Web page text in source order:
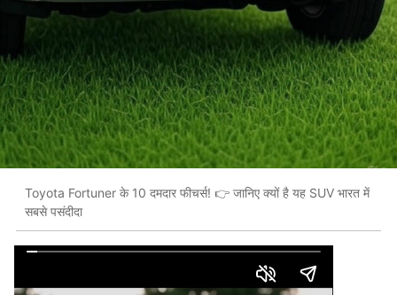
Toyota Fortuner के 10 दमदार फीचर्स! 👉 जानिए क्यों है यह SUV भारत में
सबसे पसंदीदा